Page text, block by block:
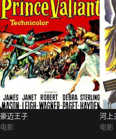
豪迈王子
电影
河上
电影